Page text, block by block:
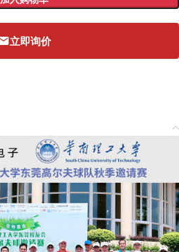
立即询价